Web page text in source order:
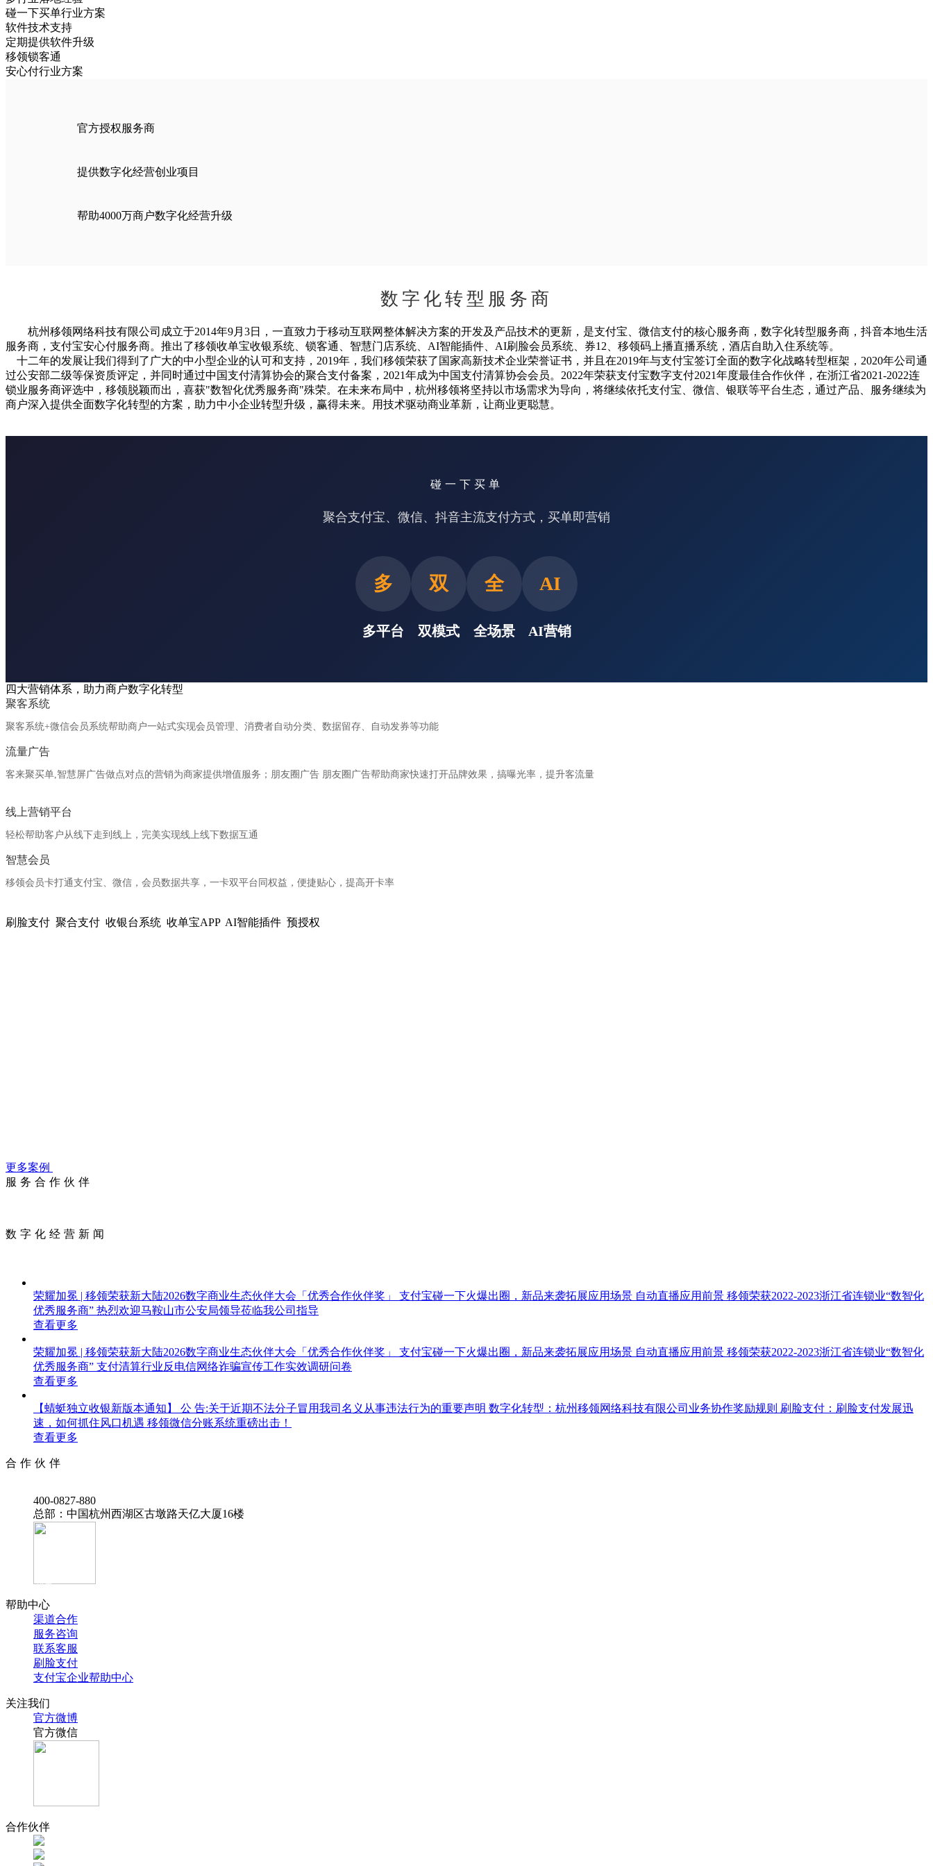
碰一下买单行业方案
软件技术支持
定期提供软件升级
移领锁客通
安心付行业方案
官方授权服务商
提供数字化经营创业项目
帮助4000万商户数字化经营升级
数字化转型服务商
杭州移领网络科技有限公司成立于2014年9月3日，一直致力于移动互联网整体解决方案的开发及产品技术的更新，是支付宝、微信支付的核心服务商，数字化转型服务商，抖音本地生活
服务商，支付宝安心付服务商。推出了移领收单宝收银系统、锁客通、智慧门店系统、AI智能插件、AI刷脸会员系统、券12、移领码上播直播系统，酒店自助入住系统等。
十二年的发展让我们得到了广大的中小型企业的认可和支持，2019年，我们移领荣获了国家高新技术企业荣誉证书，并且在2019年与支付宝签订全面的数字化战略转型框架，2020年公司通
过公安部二级等保资质评定，并同时通过中国支付清算协会的聚合支付备案，2021年成为中国支付清算协会会员。2022年荣获支付宝数字支付2021年度最佳合作伙伴，在浙江省2021-2022连
锁业服务商评选中，移领脱颖而出，喜获"数智化优秀服务商"殊荣。在未来布局中，杭州移领将坚持以市场需求为导向，将继续依托支付宝、微信、银联等平台生态，通过产品、服务继续为
商户深入提供全面数字化转型的方案，助力中小企业转型升级，赢得未来。用技术驱动商业革新，让商业更聪慧。
碰一下买单
聚合支付宝、微信、抖音主流支付方式，买单即营销
多
多平台
双
双模式
全
全场景
AI
AI营销
四大营销体系，助力商户数字化转型
聚客系统
聚客系统+微信会员系统帮助商户一站式实现会员管理、消费者自动分类、数据留存、自动发券等功能
流量广告
客来聚买单,智慧屏广告做点对点的营销为商家提供增值服务；朋友圈广告 朋友圈广告帮助商家快速打开品牌效果，搞曝光率，提升客流量
线上营销平台
轻松帮助客户从线下走到线上，完美实现线上线下数据互通
智慧会员
移领会员卡打通支付宝、微信，会员数据共享，一卡双平台同权益，便捷贴心，提高开卡率
刷脸支付 聚合支付 收银台系统 收单宝APP AI智能插件 预授权
更多案例
服务合作伙伴
数字化经营新闻
荣耀加冕 | 移领荣获新大陆2026数字商业生态伙伴大会「优秀合作伙伴奖」 支付宝碰一下火爆出圈，新品来袭拓展应用场景 自动直播应用前景 移领荣获2022-2023浙江省连锁业“数智化
优秀服务商” 热烈欢迎马鞍山市公安局领导莅临我公司指导
查看更多
荣耀加冕 | 移领荣获新大陆2026数字商业生态伙伴大会「优秀合作伙伴奖」 支付宝碰一下火爆出圈，新品来袭拓展应用场景 自动直播应用前景 移领荣获2022-2023浙江省连锁业“数智化
优秀服务商” 支付清算行业反电信网络诈骗宣传工作实效调研问卷
查看更多
【蜻蜓独立收银新版本通知】 公 告:关于近期不法分子冒用我司名义从事违法行为的重要声明 数字化转型：杭州移领网络科技有限公司业务协作奖励规则 刷脸支付：刷脸支付发展迅
速，如何抓住风口机遇 移领微信分账系统重磅出击！
查看更多
合作伙伴
‭400-0827-880
总部：中国杭州西湖区古墩路天亿大厦16楼
官方抖音
帮助中心
渠道合作
服务咨询
联系客服
刷脸支付
支付宝企业帮助中心
关注我们
官方微博
官方微信
合作伙伴